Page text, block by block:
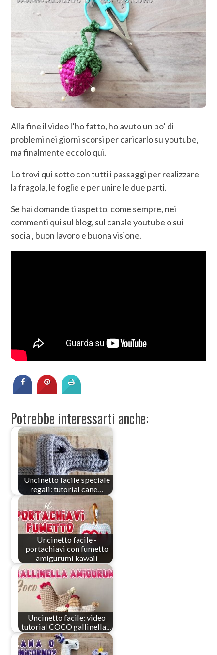
Alla fine il video l’ho fatto, ho avuto un po’ di
problemi nei giorni scorsi per caricarlo su youtube,
ma finalmente eccolo qui.
Lo trovi qui sotto con tutti i passaggi per realizzare
la fragola, le foglie e per unire le due parti.
Se hai domande ti aspetto, come sempre, nei
commenti qui sul blog, sul canale youtube o sui
social, buon lavoro e buona visione.
Potrebbe interessarti anche:
Uncinetto facile speciale
regali: tutorial cane…
Uncinetto facile -
portachiavi con fumetto
amigurumi kawaii
Uncinetto facile: video
tutorial COCO gallinella…